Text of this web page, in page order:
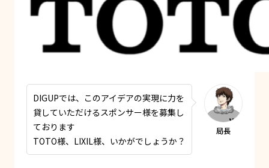
DIGUPでは、このアイデアの実現に力を
貸していただけるスポンサー様を募集し
ております
TOTO様、LIXIL様、いかがでしょうか？